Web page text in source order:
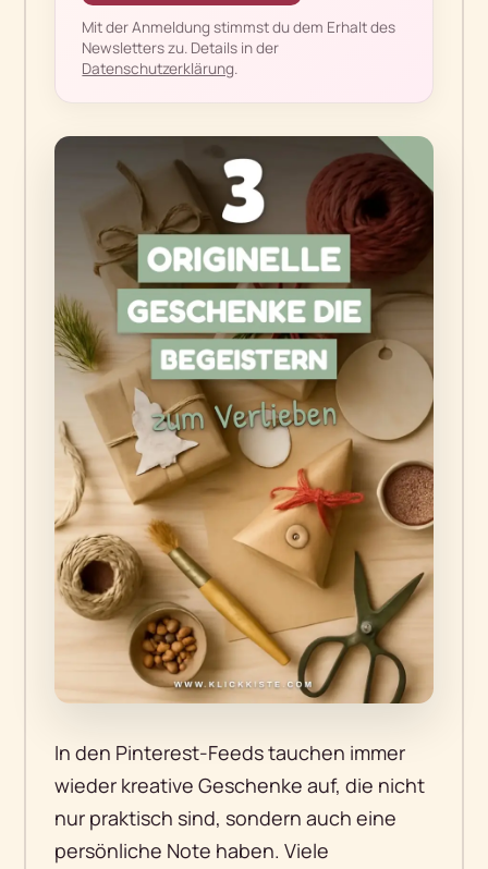
Mit der Anmeldung stimmst du dem Erhalt des
Newsletters zu. Details in der
Datenschutzerklärung.
In den Pinterest-Feeds tauchen immer
wieder kreative Geschenke auf, die nicht
nur praktisch sind, sondern auch eine
persönliche Note haben. Viele